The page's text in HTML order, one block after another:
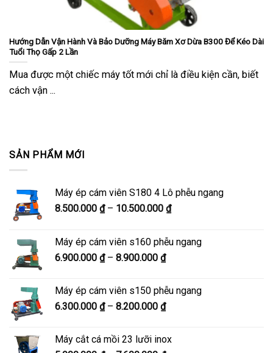
SẢN PHẨM MỚI
Máy ép cám viên S180 4 Lô phễu ngang
8.500.000 ₫ – 10.500.000 ₫Khoảng
8.500.000 ₫
Máy ép cám viên s160 phễu ngang
6.900.000 ₫ – 8.900.000 ₫Khoảng
từ
6.900.000 ₫
đến
Máy ép cám viên s150 phễu ngang
6.300.000 ₫ – 8.200.000 ₫Khoảng
6.300.000 ₫
Máy cắt cá mồi 23 lưỡi inox
Hướng Dẫn Vận Hành Và Bảo Dưỡng Máy Băm Xơ Dừa B300 Để Kéo Dài
Tuổi Thọ Gấp 2 Lần
Mua được một chiếc máy tốt mới chỉ là điều kiện cần, biết
cách vận ...